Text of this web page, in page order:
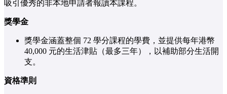
吸引優秀的非本地申請者報讀本課程。
獎學金
獎學金涵蓋整個 72 學分課程的學費，並提供每年港幣
40,000 元的生活津貼（最多三年），以補助部分生活開
支。
資格準則